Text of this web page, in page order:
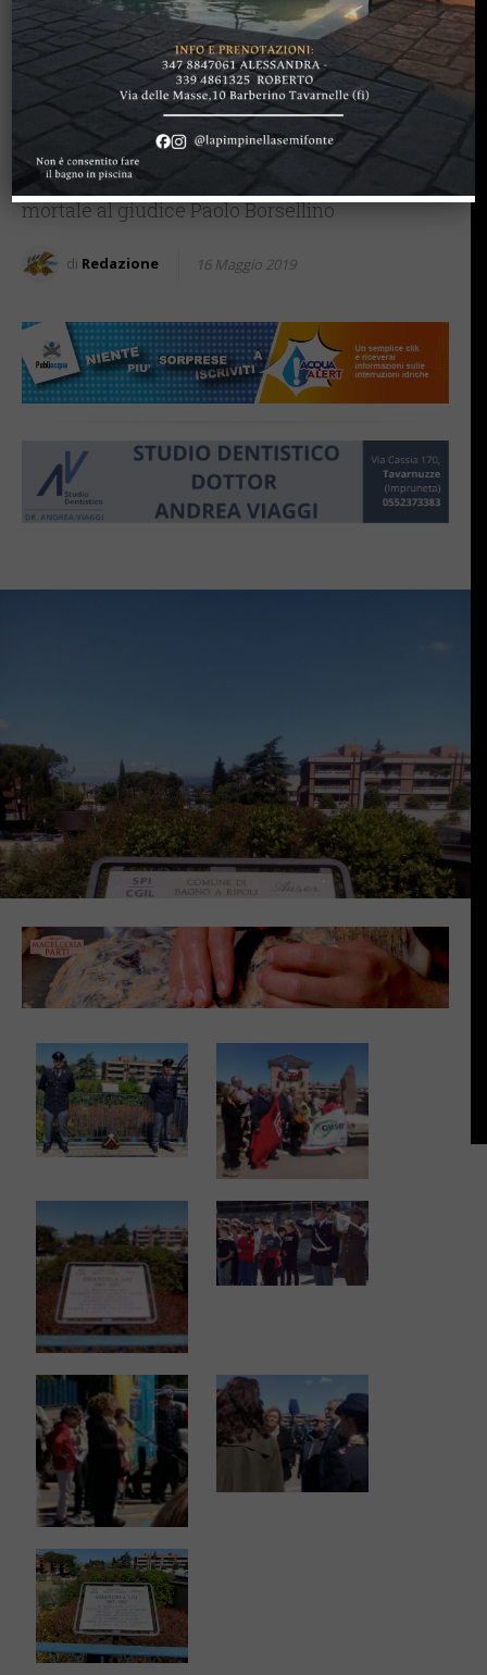
Mafia e memoria: da oggi a
Bagno a Ripoli c’è Largo
Emanuela Loi
Intitolato alla prima agente della polizia di
Stato uccisa da mano mafiosa, nell'attentato
mortale al giudice Paolo Borsellino
di Redazione 16 Maggio 2019